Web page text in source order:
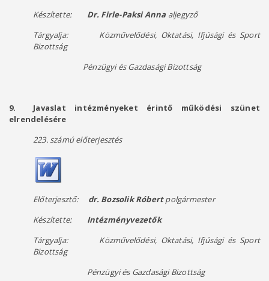
Készítette: Dr. Firle-Paksi Anna aljegyző
Tárgyalja: Közművelődési, Oktatási, Ifjúsági és Sport
Bizottság
Pénzügyi és Gazdasági Bizottság
9.
Javaslat intézményeket érintő működési szünet
elrendelésére
223. számú előterjesztés
Előterjesztő: dr. Bozsolik Róbertpolgármester
Készítette: Intézményvezetők
Tárgyalja: Közművelődési, Oktatási, Ifjúsági és Sport
Bizottság
Pénzügyi és Gazdasági Bizottság